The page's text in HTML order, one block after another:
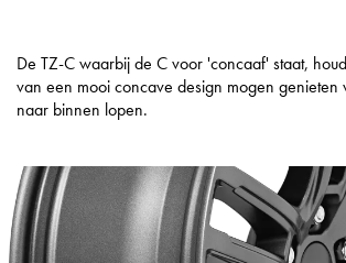
De TZ-C waarbij de C voor 'concaaf' staat,
van een mooi concave design mogen genieten
naar binnen lopen.